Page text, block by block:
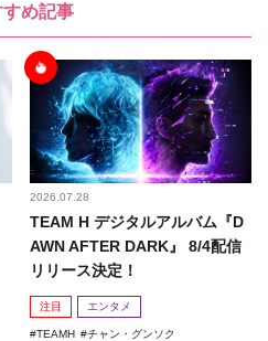
すめ記事
2026.07.28
TEAM H デジタルアルバム『D
AWN AFTER DARK』 8/4配信
リリース決定！
注目 エンタメ
TEAMH チャン・グンソク